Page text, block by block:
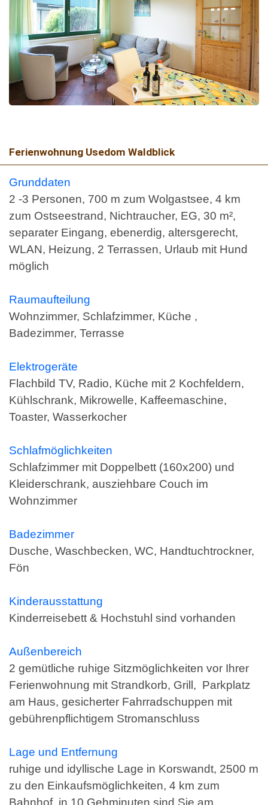
Ferienwohnung Usedom Waldblick
Grunddaten
2 -3 Personen, 700 m zum Wolgastsee, 4 km
zum Ostseestrand, Nichtraucher, EG, 30 m²,
separater Eingang, ebenerdig, altersgerecht,
WLAN, Heizung, 2 Terrassen, Urlaub mit Hund
möglich
Raumaufteilung
Wohnzimmer, Schlafzimmer, Küche ,
Badezimmer, Terrasse
Elektrogeräte
Flachbild TV, Radio, Küche mit 2 Kochfeldern,
Kühlschrank, Mikrowelle, Kaffeemaschine,
Toaster, Wasserkocher
Schlafmöglichkeiten
Schlafzimmer mit Doppelbett (160x200) und
Kleiderschrank, ausziehbare Couch im
Wohnzimmer
Badezimmer
Dusche, Waschbecken, WC, Handtuchtrockner,
Fön
Kinderausstattung
Kinderreisebett & Hochstuhl sind vorhanden
Außenbereich
2 gemütliche ruhige Sitzmöglichkeiten vor Ihrer
Ferienwohnung mit Strandkorb, Grill, Parkplatz
am Haus, gesicherter Fahrradschuppen mit
gebührenpflichtigem Stromanschluss
Lage und Entfernung
ruhige und idyllische Lage in Korswandt, 2500 m
zu den Einkaufsmöglichkeiten, 4 km zum